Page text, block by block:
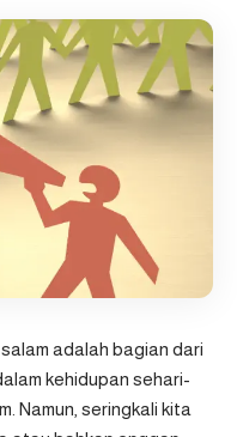
adalah bagian dari
kehidupan sehari-
Namun, seringkali kita